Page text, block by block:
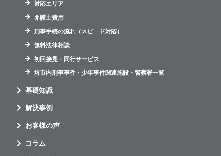
対応エリア
弁護士費用
刑事手続の流れ（スピード対応）
無料法律相談
初回接見・同行サービス
堺市内刑事事件・少年事件関連施設・警察署一覧
基礎知識
解決事例
お客様の声
コラム